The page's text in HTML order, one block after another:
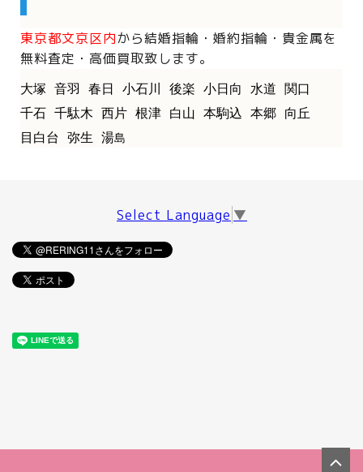
東京都文京区内から結婚指輪・婚約指輪・貴金属を
無料査定・高価買取致します。
大塚 音羽 春日 小石川 後楽 小日向 水道
関口
千石 千駄木 西片 根津 白山 本駒込 本郷
向丘
目白台
弥生 湯島
Select Language ▼